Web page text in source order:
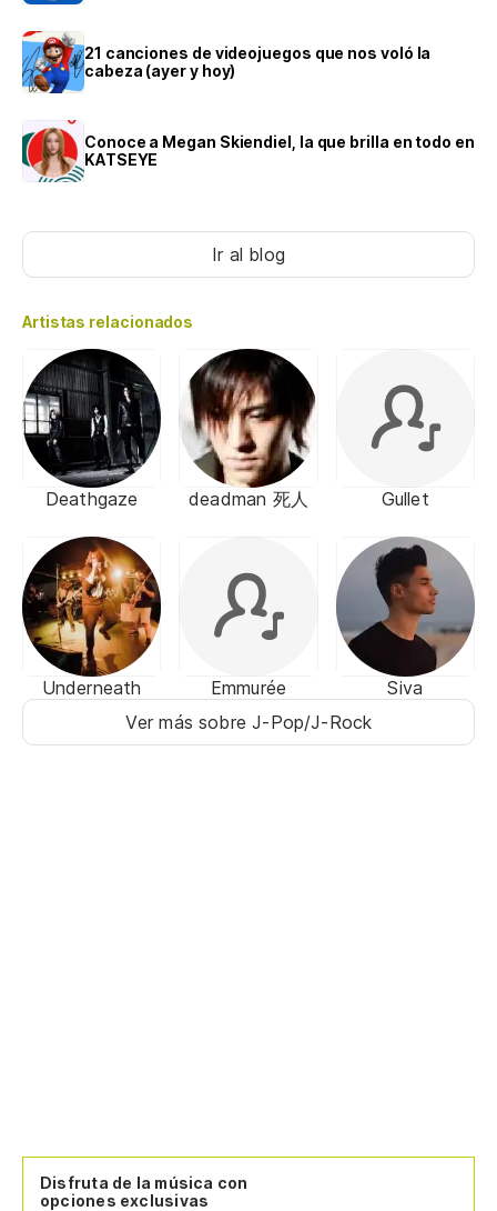
21 canciones de videojuegos que nos voló la
cabeza (ayer y hoy)
Conoce a Megan Skiendiel, la que brilla en todo en
KATSEYE
Ir al blog
Artistas relacionados
Deathgaze deadman 死人 Gullet
Underneath Emmurée
Siva
Ver más sobre J-Pop/J-Rock
Disfruta de la música con
opciones exclusivas